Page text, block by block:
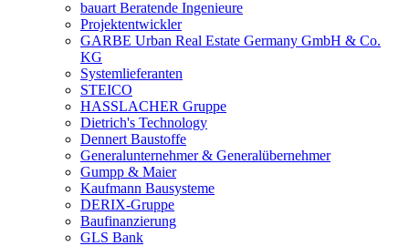
bauart Beratende Ingenieure
Projektentwickler
GARBE Urban Real Estate Germany GmbH & Co.
KG
Systemlieferanten
STEICO
HASSLACHER Gruppe
Dietrich's Technology
Dennert Baustoffe
Generalunternehmer & Generalübernehmer
Gumpp & Maier
Kaufmann Bausysteme
DERIX-Gruppe
Baufinanzierung
GLS Bank